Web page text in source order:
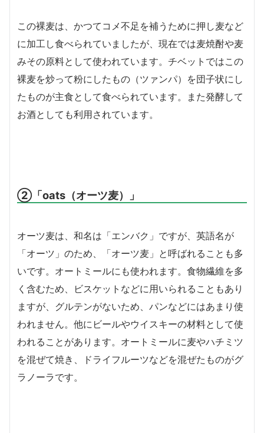
この裸麦は、かつてコメ不足を補うために押し麦など
に加工し食べられていましたが、現在では麦焼酎や麦
みその原料として使われています。チベットではこの
裸麦を炒って粉にしたもの（ツァンパ）を団子状にし
たものが主食として食べられています。また発酵して
お酒としても利用されています。
②「oats（オーツ麦）」
オーツ麦は、和名は「エンバク」ですが、英語名が
「オーツ」のため、「オーツ麦」と呼ばれることも多
いです。オートミールにも使われます。食物繊維を多
く含むため、ビスケットなどに用いられることもあり
ますが、グルテンがないため、パンなどにはあまり使
われません。他にビールやウイスキーの材料として使
われることがあります。オートミールに麦やハチミツ
を混ぜて焼き、ドライフルーツなどを混ぜたものがグ
ラノーラです。